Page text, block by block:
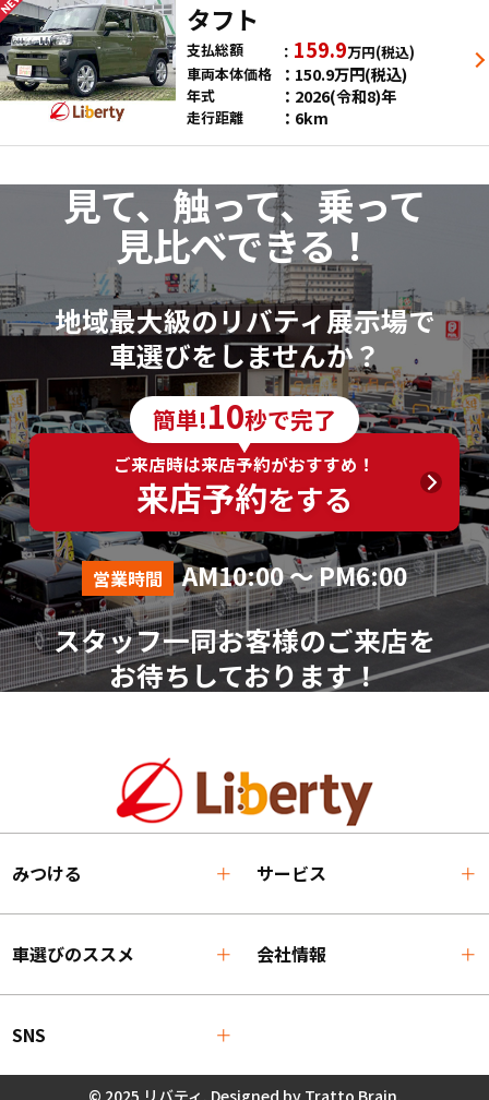
タフト
支払総額 159.9万円(税込)
車両本体価格
150.9万円(税込)
年式 2026(令和8)年
走行距離 6km
見て、触って、乗って
見比べできる！
地域最大級のリバティ展示場で
車選びをしませんか？
簡単!10秒で完了
ご来店時は来店予約がおすすめ！
来店予約をする
営業時間 AM10:00 ～ PM6:00
スタッフ一同お客様のご来店を
お待ちしております！
みつける サービス
車選びのススメ 会社情報
SNS